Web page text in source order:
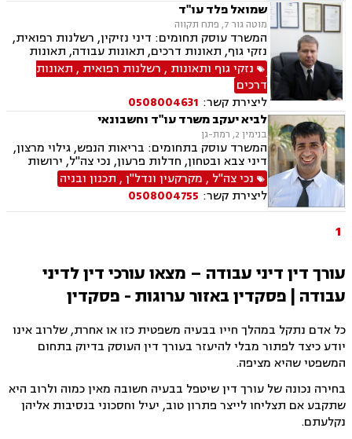
שמואל פלד עו"ד
מוטה גור 7, פתח תקווה
המשרד עוסק תחומים: דיני נזיקין, רשלנות רפואית,
נזקי גוף, תאונות דרכים, תאונות עבודה, תאונות
תלמידים, ביטוח חיים, אובדן כושר עבודה, ביטוח
סיעודי, נכי צה"ל, תביעות ביטוח, נזקי רכוש, דיני
עבודה, דיני פנסיה, פירוקים והקפאות הליכים,
מקרקעין ונדל"ן, עסקאות מכר דירה, הפקעות
מקרקעין, מיסוי מקרקעין, פינוי מושכר, ייפוי כוח
מתמשך, ירושות וצוואות, הסכמי ממון
נזקי גוף ותאונות , רשלנות רפואית , תאונות
דרכים
ליצירת קשר: 0508004631
לביא יעקב משרד עו"ד וחשבונאי
בנימין 2, רמת-גן
המשרד עוסק בתחומים: בריאות הנפש, גילוי מרצון,
דיני צבא ובטחון, חדלות פרעון, נכי צה"ל, ירושות
וצוואות, רשויות מקומיות, לשון הרע, משרד הביטחון,
דיני עבודה, דיני ביטוח מיסים, דיני חוזים, חוקתי
ומנהלי, דיני מקרקעין, עסקאות מכר דירה
נכי צה"ל , מקרקעין ונדל"ן, תכנון ובניה
ליצירת קשר: 0508004755
1
עורך דין דיני עבודה – מצאו עורכי דין לדיני
עבודה | פסקדין באזור ערוגות - פסקדין
כל אדם נתקל במהלך חייו בבעיה משפטית כזו או אחרת, שלרוב אינו
יודע כיצד לפתור מבלי להיעזר בעורך דין העוסק בדיוק בתחום
המשפטי שהיא מציפה.
בחירה נכונה של עורך דין שיטפל בבעיה חשובה מאין כמוה ולרוב היא
שתקבע אם תצליחו לייצר פתרון טוב, יעיל וחסכוני בנסיבות אליהן
נקלעתם.